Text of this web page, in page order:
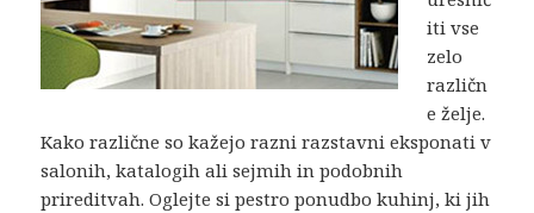
iti vse
zelo
različn
e želje.
Kako različne so kažejo razni razstavni eksponati v
salonih, katalogih ali sejmih in podobnih
prireditvah. Oglejte si pestro ponudbo kuhinj, ki jih